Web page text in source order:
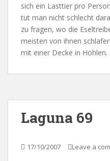
sich ein Lasttier pro
tut man nicht schlecht
zu fragen, wo die
meisten von ihnen
mit einer Decke in Höhlen.
Laguna 69
17/10/2007 Leave a